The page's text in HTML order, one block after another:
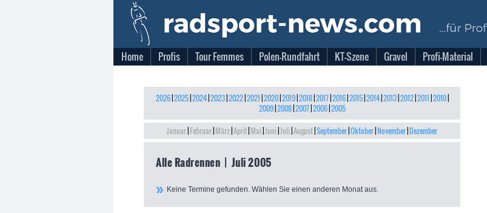
Home Profis Tour Femmes Polen-Rundfahrt KT-Szene Gravel Profi-Material
2026| 2025| 2024| 2023| 2022| 2021 2020| 2019| 2018| 2017| 2016| 2015| 2014| 2013| 2012| 2011 2010|
2009| 2008| 2007| 2006| 2005
Januar Februar März April Mai Juni Juli August September Oktober November Dezember
Alle Radrennen | Juli 2005
Keine Termine gefunden. Wählen Sie einen anderen Monat aus.